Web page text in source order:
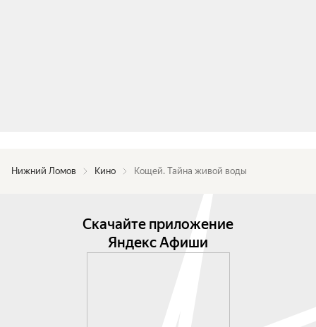
Нижний Ломов Кино Кощей. Тайна живой воды
Скачайте приложение
Яндекс Афиши